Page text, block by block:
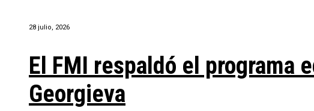
28 julio, 2026
El FMI respaldó el programa
Georgieva